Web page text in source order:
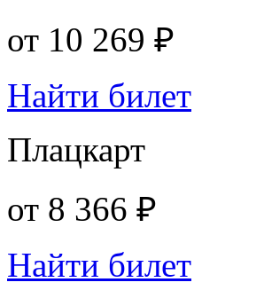
от 10 269 ₽
Найти билет
Плацкарт
от 8 366 ₽
Найти билет